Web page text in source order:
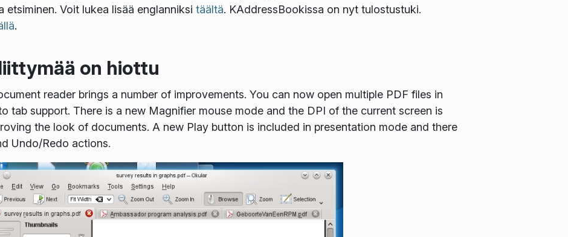
etsiminen. Voit lukea lisää englanniksi täältä. KAddressBookissa on nyt tulostustuki.
.
on hiottu
reader brings a number of improvements. You can now open multiple PDF files in
tab support. There is a new Magnifier mouse mode and the DPI of the current screen is
the look of documents. A new Play button is included in presentation mode and there
Undo/Redo actions.